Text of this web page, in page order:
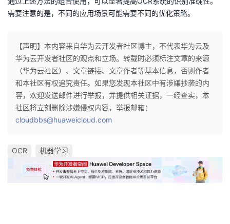
证
实
的
藏
持
建
需要注意的是，不同的应用场景可能需要不同的优化策略。
【声明】本内容来自华为云开发者社区博主，不代表华为云及
华为云开发者社区的观点和立场。转载时必须标注文章的来源
（华为云社区）、文章链接、文章作者等基本信息，否则作者
和本社区有权追究责任。如果您发现本社区中有涉嫌抄袭的内
容，欢迎发送邮件进行举报，并提供相关证据，一经查实，本
社区将立刻删除涉嫌侵权内容，举报邮箱：
cloudbbs@huaweicloud.com
OCR 机器学习